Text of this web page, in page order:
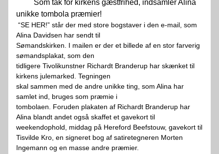
unikke tombola præmier!
“SE HER!” står der med store bogstaver i den e-mail, som
Alina Davidsen har sendt til
Sømandskirken. I mailen er der et billede af en stor farverig
sømandsplakat, som den
tidligere Tivolikunstner Richardt Branderup har skænket til
kirkens julemarked. Tegningen
skal sammen med de andre unikke ting, som Alina har
samlet ind, bruges som præmie i
tombolaen. Foruden plakaten af Richardt Branderup har
Alina blandt andet også skaffet et gavekort til
weekendophold, middag på Hereford Beefstouw, gavekort til
Tisvilde Kro, en signeret bog af satiretegneren Morten
Ingemann og en masse andre præmier.